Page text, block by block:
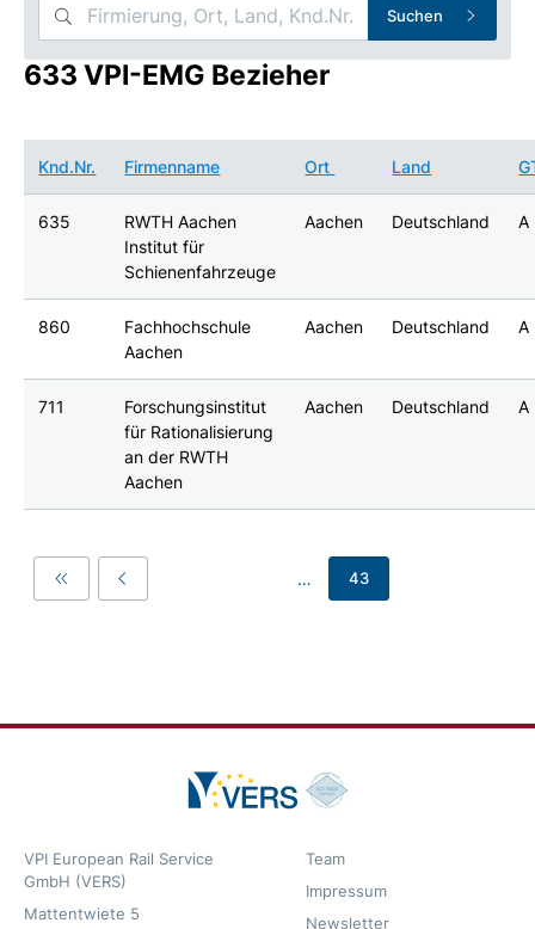
Suchen
633 VPI-EMG Bezieher
Knd.Nr. Firmenname Ort Land
635
RWTH Aachen
Institut für
Schienenfahrzeuge
Aachen Deutschland A
860
Fachhochschule
Aachen
Aachen Deutschland A
711
Forschungsinstitut
für Rationalisierung
an der RWTH
Aachen
Aachen Deutschland A
First Previous
… 43
VPI European Rail Service
GmbH (VERS)
Mattentwiete 5
Team
Impressum
Newsletter